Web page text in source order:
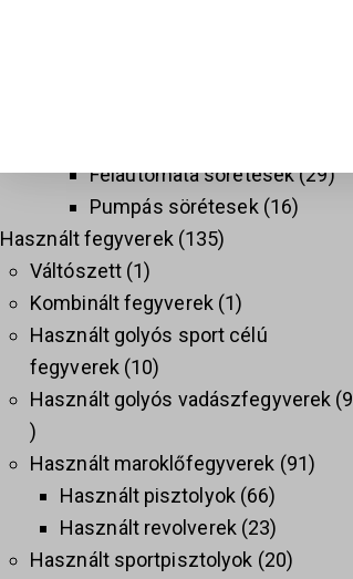
Félautomata sörétesek 29
Pumpás sörétesek 16
Használt fegyverek 135
Váltószett 1
Kombinált fegyverek 1
Használt golyós sport célú
fegyverek 10
Használt golyós vadászfegyverek 9
Használt maroklőfegyverek 91
Használt pisztolyok 66
Használt revolverek 23
Használt sportpisztolyok 20